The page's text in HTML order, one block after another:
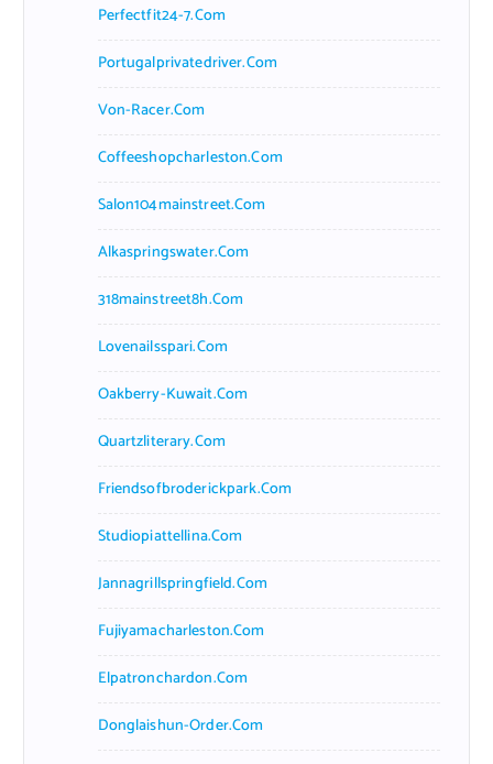
Perfectfit24-7.com
Portugalprivatedriver.com
Von-Racer.com
Coffeeshopcharleston.com
Salon104mainstreet.com
Alkaspringswater.com
318mainstreet8h.com
Lovenailsspari.com
Oakberry-Kuwait.com
Quartzliterary.com
Friendsofbroderickpark.com
Studiopiattellina.com
Jannagrillspringfield.com
Fujiyamacharleston.com
Elpatronchardon.com
Donglaishun-Order.com